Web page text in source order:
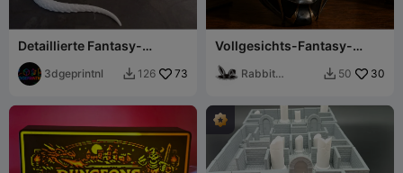
Detaillierte Fantasy-
Drachenfigur
3dgeprintnl  126 73
Vollgesichts-Fantasy-
Bemalen
Rabbit
 50 30